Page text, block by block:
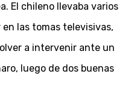
El chileno llevaba varios
las tomas televisivas,
a intervenir ante un
luego de dos buenas